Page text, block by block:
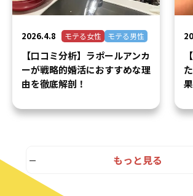
2026.4.8 モテる女性 モテる男性
【口コミ分析】ラポールアンカ
ーが戦略的婚活におすすめな理
由を徹底解剖！
もっと見る